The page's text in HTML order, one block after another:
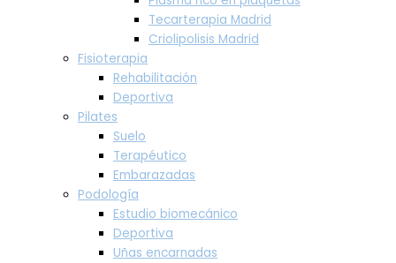
Tecarterapia Madrid
Criolipolisis Madrid
Fisioterapia
Rehabilitación
Deportiva
Pilates
Suelo
Terapéutico
Embarazadas
Podología
Estudio biomecánico
Deportiva
Uñas encarnadas